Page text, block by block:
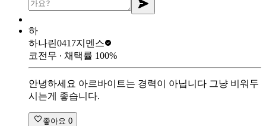
하
하나린0417지멘스
코전무 ∙ 채택률 100%
안녕하세요 아르바이트는 경력이 아닙니다 그냥 비워두
시는게 좋습니다.
좋아요 0